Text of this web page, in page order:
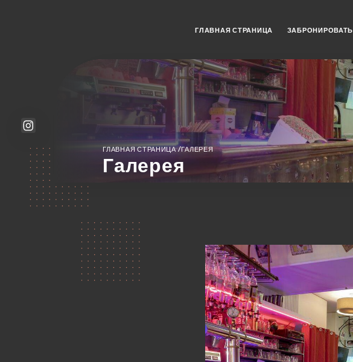
ГЛАВНАЯ СТРАНИЦА ЗАБРОНИРОВАТЬ
ГЛАВНАЯ СТРАНИЦА/ГАЛЕРЕЯ
Галерея